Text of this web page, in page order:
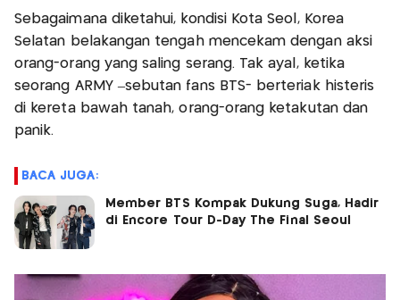
Sebagaimana diketahui, kondisi Kota Seol, Korea
Selatan belakangan tengah mencekam dengan aksi
orang-orang yang saling serang. Tak ayal, ketika
seorang ARMY –sebutan fans BTS- berteriak histeris
di kereta bawah tanah, orang-orang ketakutan dan
panik.
BACA JUGA:
Member BTS Kompak Dukung Suga, Hadir
di Encore Tour D-Day The Final Seoul